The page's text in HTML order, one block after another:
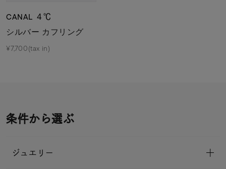
CANAL ４℃
シルバー カフリング
¥7,700(tax in)
条件から選ぶ
ジュエリー